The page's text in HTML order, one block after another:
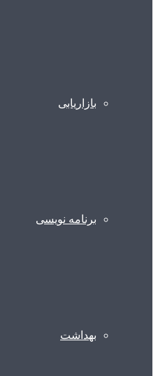
بازاریابی
برنامه نویسی
بهداشت